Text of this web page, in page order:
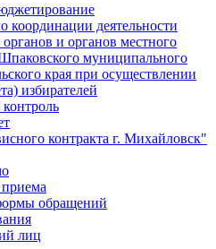
координации деятельности
и органов местного
муниципального
края при осуществлении
избирателей
контракта г. Михайловск"
обращений
лиц